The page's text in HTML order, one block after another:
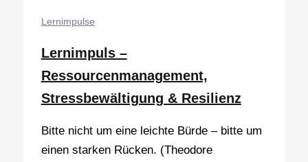
Lernimpulse
Lernimpuls –
Ressourcenmanagement,
Stressbewältigung & Resilienz
Bitte nicht um eine leichte Bürde – bitte um
einen starken Rücken. (Theodore